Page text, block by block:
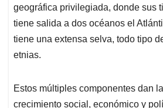
p
p
o
k
I
n
s
geográfica privilegiada, donde sus
tiene salida a dos océanos el
tiene una extensa selva, todo tipo
etnias.
Estos múltiples componentes dan
crecimiento social, económico y